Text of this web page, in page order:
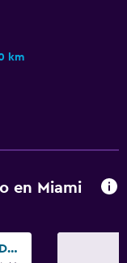
km
en Miami
Woodspring Suites Doral Miami Airport